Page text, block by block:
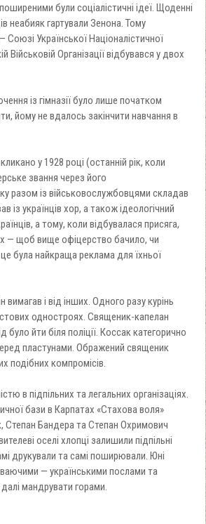
були соціалістичні ідеї. Щоденні
неабияк гартували Зенона. Тому
Союзі Української Націоналістичної
Організації відбувався у двох
із гімназії було лише початком
йому не вдалось закінчити навчання в
у 1928 році (останній рік, коли
звання через його
разом із військовослужбовцями складав
українців хор, а також ідеологічний
а тому, коли відбувалася присяга,
— щоб вище офіцерство бачило, чи
була найкраща реклама для їхньої
і від інших. Одного разу курінь
одностроях. Священик-капелан
йти біля поліції. Коссак категорично
пластунами. Ображений священик
подібних компромісів.
в підпільних та легальних організаціях.
бази в Карпатах «Стахова воля»
Бандера та Степан Охримович
оселі хлопці залишили підпільні
друкували та самі поширювали. Юні
— українськими послами та
далі мандрувати горами.